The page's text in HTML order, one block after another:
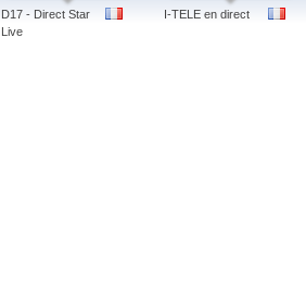
D17 - Direct Star
Live
I-TELE en direct